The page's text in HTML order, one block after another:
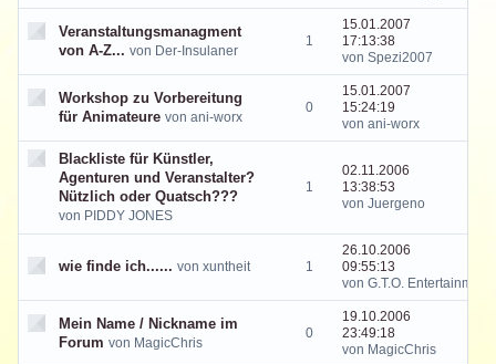
Veranstaltungsmanagment
von A-Z... von Der-Insulaner
1
15.01.2007
17:13:38
von Spezi2007
Workshop zu Vorbereitung
für Animateure von ani-worx
0
15.01.2007
15:24:19
von ani-worx
Blackliste für Künstler,
Agenturen und Veranstalter?
Nützlich oder Quatsch???
von PIDDY JONES
1
02.11.2006
13:38:53
von Juergeno
wie finde ich...... von xuntheit 1
26.10.2006
09:55:13
von G.T.O. Entertainment
Mein Name / Nickname im
Forum von MagicChris
0
19.10.2006
23:49:18
von MagicChris